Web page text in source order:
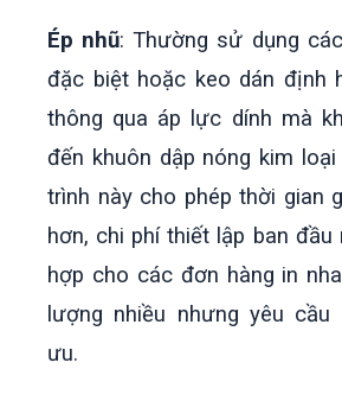
Ép nhũ: Thường sử dụng
đặc biệt hoặc keo dán định
thông qua áp lực dính mà
đến khuôn dập nóng kim
trình này cho phép thời gian
hơn, chi phí thiết lập ban đầu
hợp cho các đơn hàng in
lượng nhiều nhưng yêu cầu
ưu.